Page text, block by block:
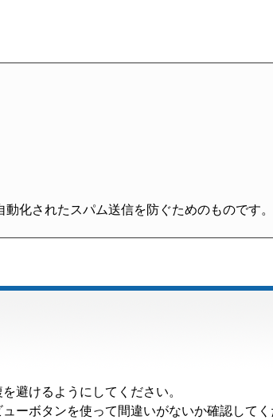
化されたスパム送信を防ぐためのものです。
避けるようにしてください。
ーボタンを使って間違いがないか確認してく